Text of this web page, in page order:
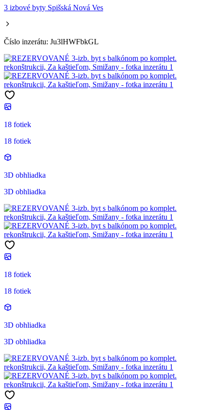
3 izbové byty Spišská Nová Ves
Číslo inzerátu: Ju3lHWFbkGL
18 fotiek
18 fotiek
3D obhliadka
3D obhliadka
18 fotiek
18 fotiek
3D obhliadka
3D obhliadka